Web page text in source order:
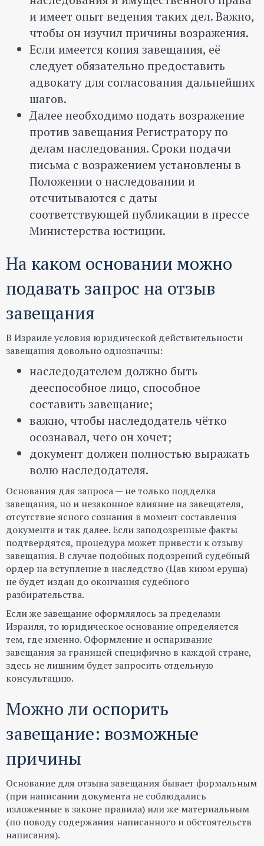
и имеет опыт ведения таких дел. Важно,
чтобы он изучил причины возражения.
Если имеется копия завещания, её
следует обязательно предоставить
адвокату для согласования дальнейших
шагов.
Далее необходимо подать возражение
против завещания Регистратору по
делам наследования. Сроки подачи
письма с возражением установлены в
Положении о наследовании и
отсчитываются с даты
соответствующей публикации в прессе
Министерства юстиции.
На каком основании можно
подавать запрос на отзыв
завещания
В Израиле условия юридической действительности
завещания довольно однозначны:
наследодателем должно быть
дееспособное лицо, способное
составить завещание;
важно, чтобы наследодатель чётко
осознавал, чего он хочет;
документ должен полностью выражать
волю наследодателя.
Основания для запроса — не только подделка
завещания, но и незаконное влияние на завещателя,
отсутствие ясного сознания в момент составления
документа и так далее. Если заподозренные факты
подтвердятся, процедура может привести к отзыву
завещания. В случае подобных подозрений судебный
ордер на вступление в наследство (Цав киюм еруша)
не будет издан до окончания судебного
разбирательства.
Если же завещание оформлялось за пределами
Израиля, то юридическое основание определяется
тем, где именно. Оформление и оспаривание
завещания за границей специфично в каждой стране,
здесь не лишним будет запросить отдельную
консультацию.
Можно ли оспорить
завещание: возможные
причины
Основание для отзыва завещания бывает формальным
(при написании документа не соблюдались
изложенные в законе правила) или же материальным
(по поводу содержания написанного и обстоятельств
написания).